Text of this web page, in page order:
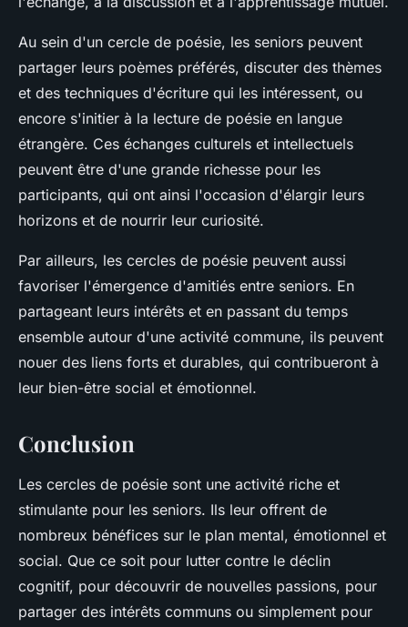
Au sein d'un cercle de poésie, les seniors peuvent
partager leurs poèmes préférés, discuter des thèmes
et des techniques d'écriture qui les intéressent, ou
encore s'initier à la lecture de poésie en langue
étrangère. Ces échanges culturels et intellectuels
peuvent être d'une grande richesse pour les
participants, qui ont ainsi l'occasion d'élargir leurs
horizons et de nourrir leur curiosité.
Par ailleurs, les cercles de poésie peuvent aussi
favoriser l'émergence d'amitiés entre seniors. En
partageant leurs intérêts et en passant du temps
ensemble autour d'une activité commune, ils peuvent
nouer des liens forts et durables, qui contribueront à
leur bien-être social et émotionnel.
Conclusion
Les cercles de poésie sont une activité riche et
stimulante pour les seniors. Ils leur offrent de
nombreux bénéfices sur le plan mental, émotionnel et
social. Que ce soit pour lutter contre le déclin
cognitif, pour découvrir de nouvelles passions, pour
partager des intérêts communs ou simplement pour